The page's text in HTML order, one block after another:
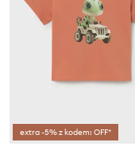
extra -5% z kodem: OFF*